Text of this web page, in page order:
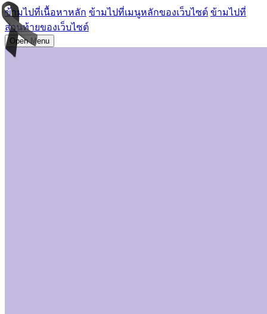
ข้ามไปที่เนื้อหาหลัก ข้ามไปที่เมนูหลักของเว็บไซต์ ข้ามไปที่
ส่วนท้ายของเว็บไซต์
Open Menu